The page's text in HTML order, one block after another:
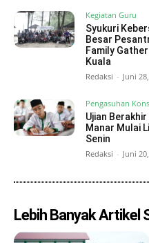
Kegiatan Guru
Syukuri
Besar
Family
Kuala
Redaksi - Juni
Pengasuhan
Ujian
Manar Mulai
Senin
Redaksi - Juni
Lebih Banyak Artikel